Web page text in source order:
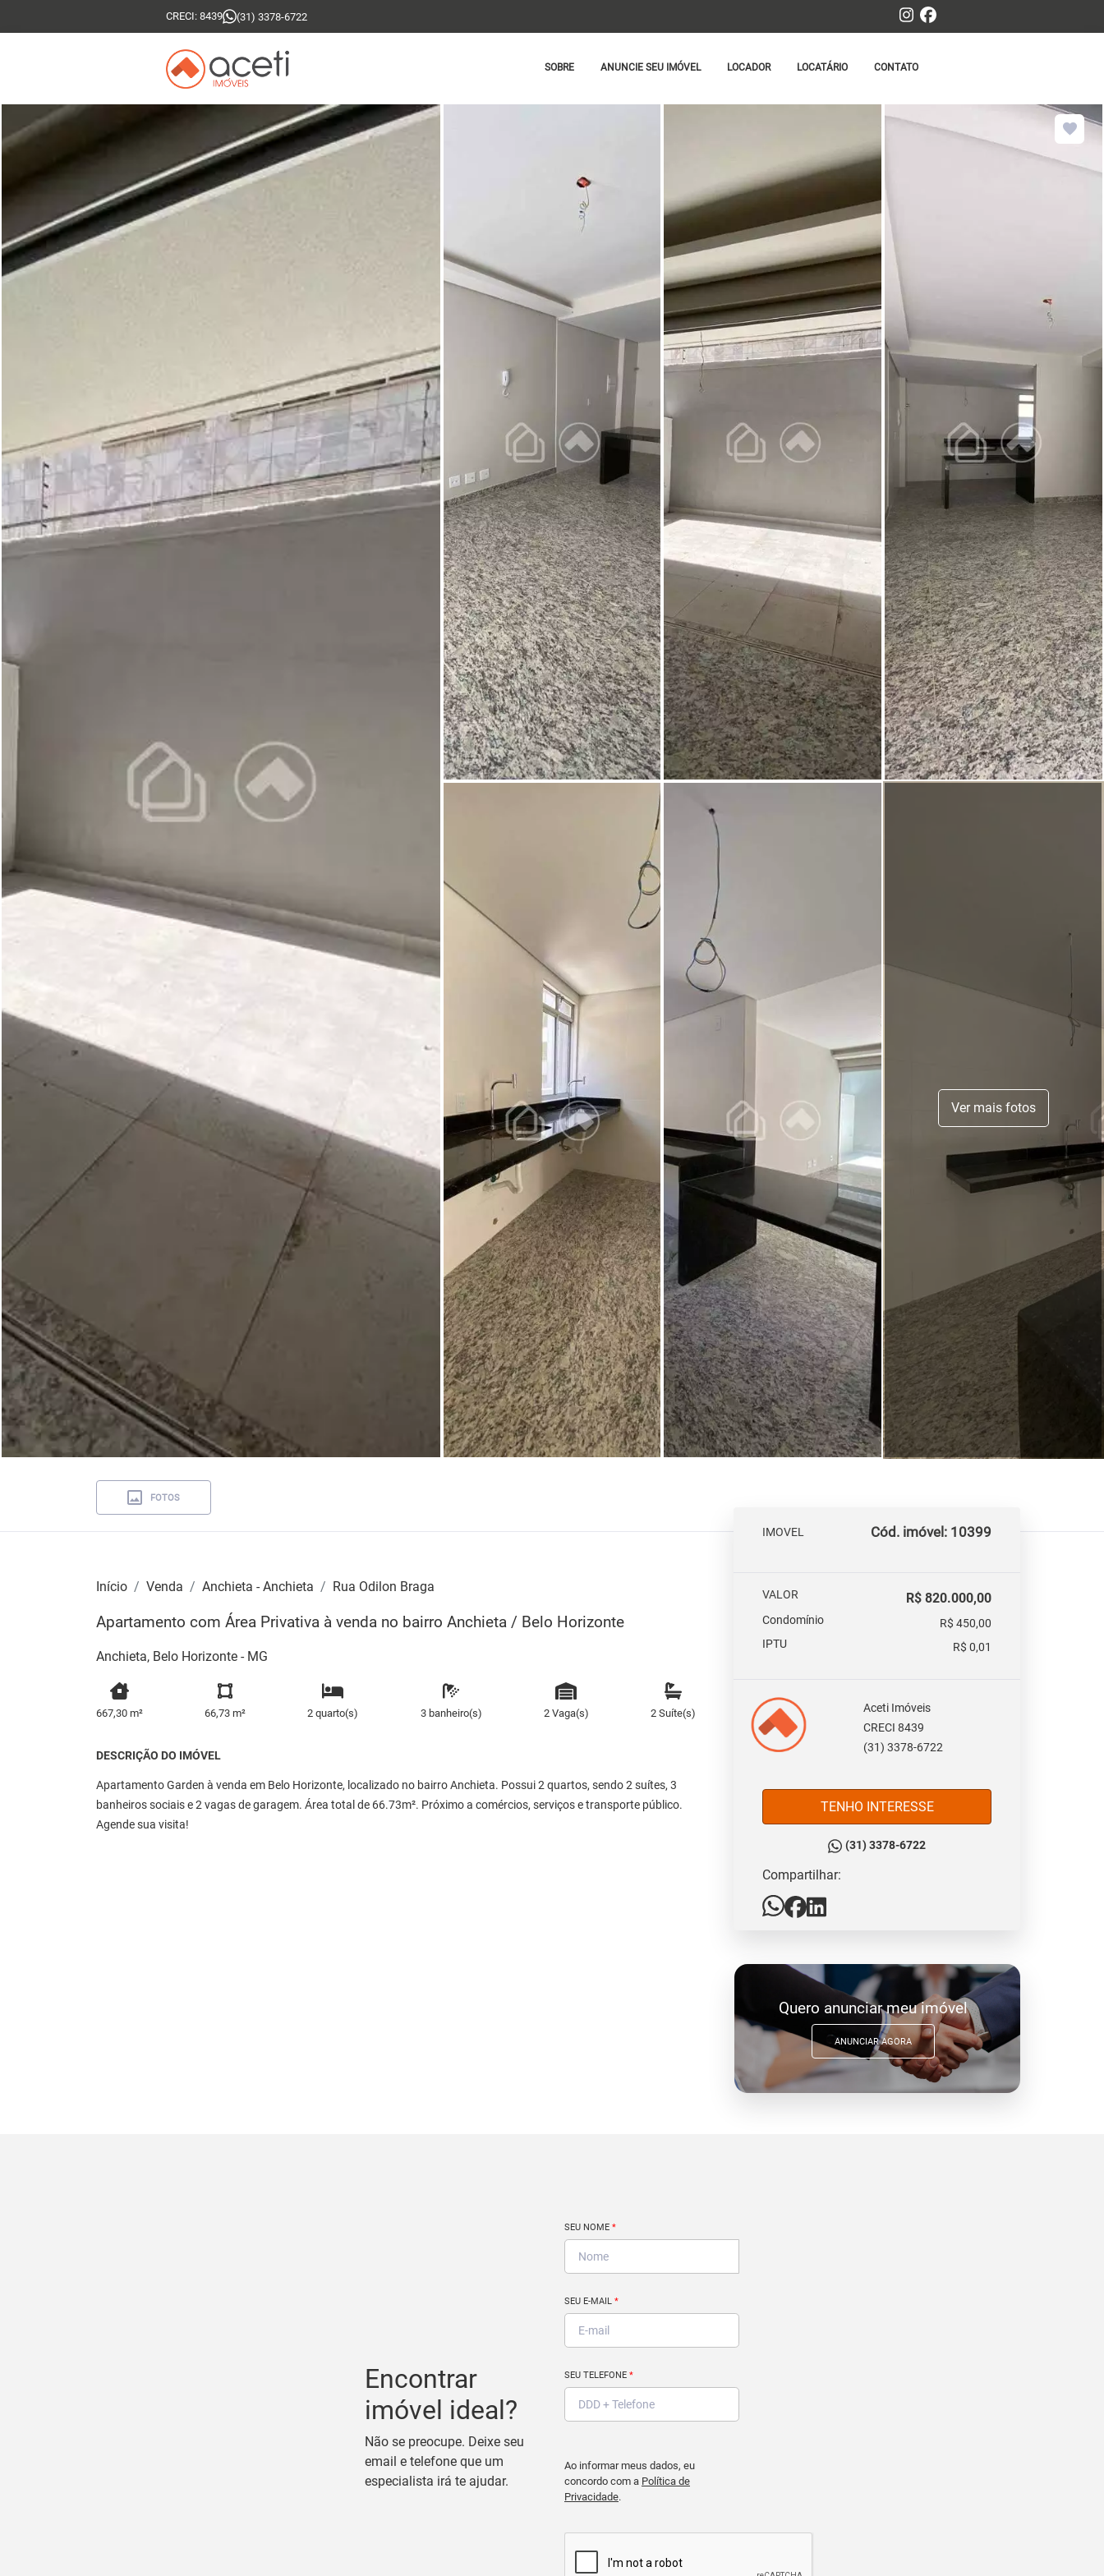
CRECI: 8439 (31) 3378-6722
SOBRE ANUNCIE SEU IMÓVEL LOCADOR LOCATÁRIO CONTATO
Ver mais fotos
FOTOS
Início Venda Anchieta - Anchieta Rua Odilon Braga
Apartamento com Área Privativa à venda no bairro Anchieta / Belo Horizonte
Anchieta, Belo Horizonte - MG
667,30 m² 66,73 m² 2 quarto(s) 3 banheiro(s) 2 Vaga(s) 2 Suíte(s)
DESCRIÇÃO DO IMÓVEL
Apartamento Garden à venda em Belo Horizonte, localizado no bairro Anchieta. Possui 2 quartos, sendo 2 suítes, 3
banheiros sociais e 2 vagas de garagem. Área total de 66.73m². Próximo a comércios, serviços e transporte público.
Agende sua visita!
IMOVEL Cód. imóvel: 10399
VALOR R$ 820.000,00
Condomínio
R$ 450,00
IPTU
R$ 0,01
Aceti Imóveis
CRECI 8439
(31) 3378-6722
TENHO INTERESSE
(31) 3378-6722
Compartilhar:
Quero anunciar meu imóvel
ANUNCIAR AGORA
Encontrar
imóvel ideal?
Não se preocupe. Deixe seu
email e telefone que um
especialista irá te ajudar.
SEU NOME *
SEU E-MAIL *
SEU TELEFONE *
Ao informar meus dados, eu
concordo com a Política de
Privacidade.